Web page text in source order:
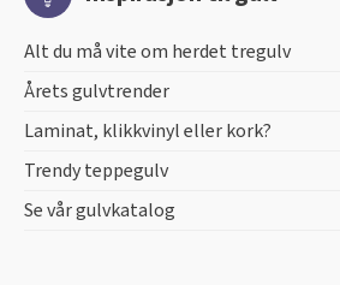
Alt du må vite om herdet tregulv
Årets gulvtrender
Laminat, klikkvinyl eller kork?
Trendy teppegulv
Se vår gulvkatalog